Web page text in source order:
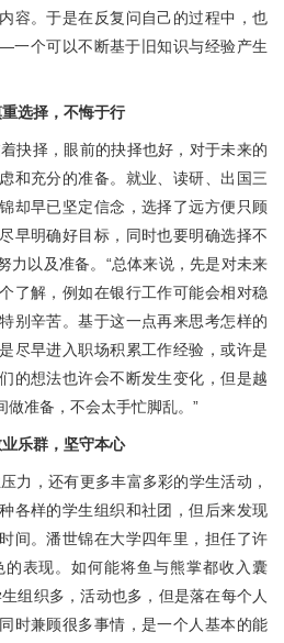
容。于是在反复问自己的过程中，也
个可以不断基于旧知识与经验产生
选择，不悔于行
抉择，眼前的抉择也好，对于未来的
和充分的准备。就业、读研、出国三
却早已坚定信念，选择了远方便只顾
早明确好目标，同时也要明确选择不
力以及准备。“总体来说，先是对未来
了解，例如在银行工作可能会相对稳
别辛苦。基于这一点再来思考怎样的
尽早进入职场积累工作经验，或许是
的想法也许会不断发生变化，但是越
做准备，不会太手忙脚乱。”
乐群，坚守本心
力，还有更多丰富多彩的学生活动，
各样的学生组织和社团，但后来发现
间。潘世锦在大学四年里，担任了许
表现。如何能将鱼与熊掌都收入囊
组织多，活动也多，但是落在每个人
时兼顾很多事情，是一个人基本的能